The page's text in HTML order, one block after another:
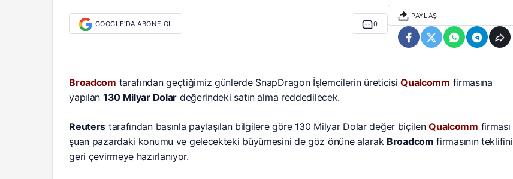
GOOGLE'DA ABONE OL 0
PAYLAŞ
Broadcom tarafından geçtiğimiz günlerde SnapDragon İşlemcilerin üreticisiQualcomm firmasına
yapılan 130 Milyar Dolar değerindeki satın alma reddedilecek.
Reuters tarafından basınla paylaşılan bilgilere göre 130 Milyar Dolar değer biçilenQualcomm firması
şuan pazardaki konumu ve gelecekteki büyümesini de göz önüne alarak Broadcom firmasının teklifini
geri çevirmeye hazırlanıyor.